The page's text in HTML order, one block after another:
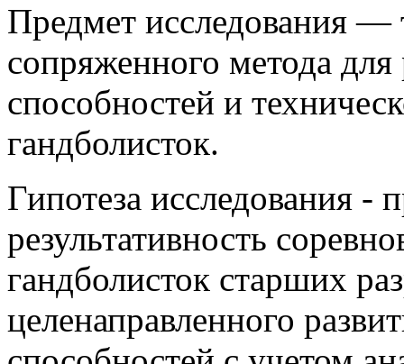
Предмет исследования —
сопряженного метода
способностей и
гандболисток.
Гипотеза исследования -
результативность
гандболисток старших
целенаправленного